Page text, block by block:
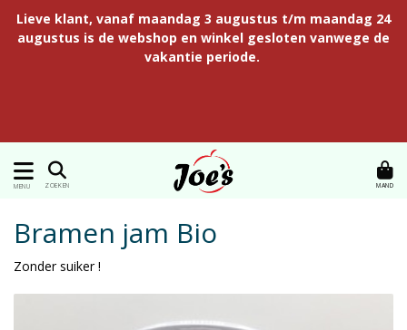
Lieve klant, vanaf maandag 3 augustus t/m maandag 24
augustus is de webshop en winkel gesloten vanwege de
vakantie periode.
MENU ZOEKEN MAND
Bramen jam Bio
Zonder suiker !